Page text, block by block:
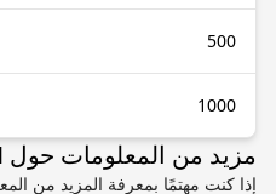
500
1000
مزيد من المعلومات حول PLN أو ILS